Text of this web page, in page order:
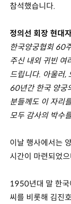
참석했습니다.
정의선 회장 현대
한국양궁협회 60
주신 내외 귀빈 여
드립니다. 아울러,
60년간 한국 양궁
분들께도 이 자리
모두 감사의 박수
이날 행사에서는
시간이 마련되었으
1950년대 말 한국
씨를 비롯해 김진